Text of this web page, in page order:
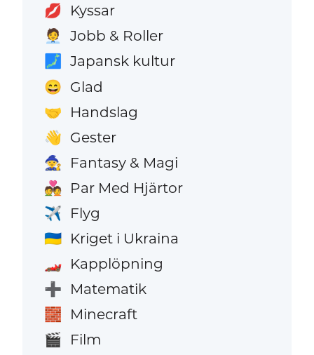
💋 Kyssar
🧑‍💼 Jobb & Roller
🗾 Japansk kultur
😄 Glad
🤝 Handslag
👋 Gester
🧙 Fantasy & Magi
💑 Par Med Hjärtor
✈️ Flyg
🇺🇦 Kriget i Ukraina
🏎️ Kapplöpning
➕ Matematik
🧱 Minecraft
🎬 Film